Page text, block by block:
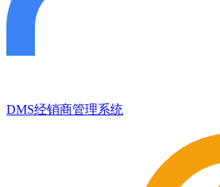
DMS经销商管理系统